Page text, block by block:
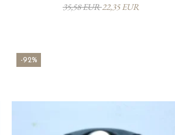
35,58 EUR22,35 EUR
-92%